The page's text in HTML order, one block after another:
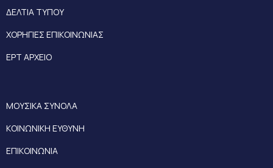
ΔΕΛΤΙΑ ΤΥΠΟΥ
ΧΟΡΗΓΙΕΣ ΕΠΙΚΟΙΝΩΝΙΑΣ
ΕΡΤ ΑΡΧΕΙΟ
ΜΟΥΣΙΚΑ ΣΥΝΟΛΑ
ΚΟΙΝΩΝΙΚΗ ΕΥΘΥΝΗ
ΕΠΙΚΟΙΝΩΝΙΑ